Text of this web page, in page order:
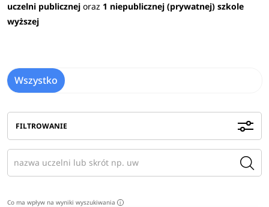
uczelni publicznejoraz 1 niepublicznej (prywatnej) szkole
wyższej
Wszystko
FILTROWANIE
Co ma wpływ na wyniki wyszukiwania i